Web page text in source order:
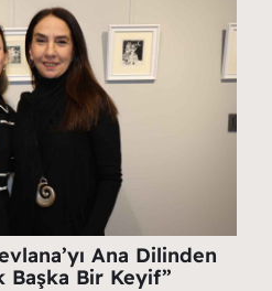
Ana Dilinden
Başka Bir Keyif”